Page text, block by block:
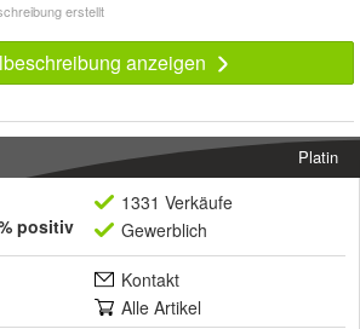
erstellt
anzeigen
Platin
positiv
1331 Verkäufe
Gewerblich
Kontakt
Alle Artikel